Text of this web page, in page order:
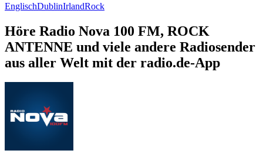
EnglischDublinIrlandRock
Höre Radio Nova 100 FM, ROCK
ANTENNE und viele andere Radiosender
aus aller Welt mit der radio.de-App